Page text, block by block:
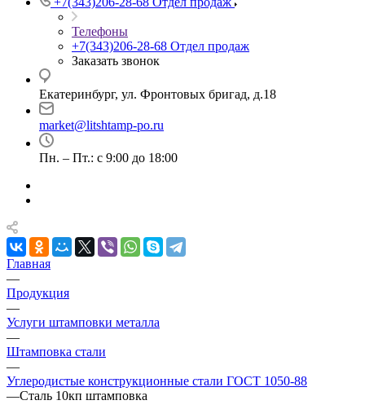
Телефоны
+7(343)206-28-68 Отдел продаж
Заказать звонок
Екатеринбург, ул. Фронтовых бригад, д.18
market@litshtamp-po.ru
Пн. – Пт.: с 9:00 до 18:00
Главная
—
Продукция
—
Услуги штамповки металла
—
Штамповка стали
—
Углеродистые конструкционные стали ГОСТ 1050-88
—Сталь 10кп штамповка